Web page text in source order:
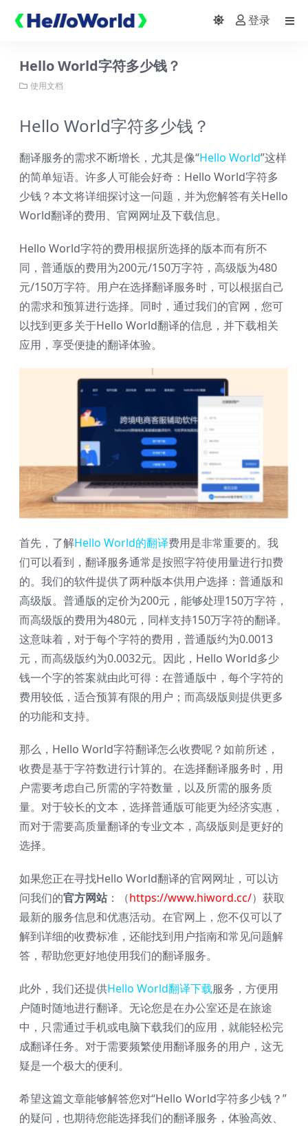
登录
Hello World字符多少钱？
使用文档
Hello World字符多少钱？
翻译服务的需求不断增长，尤其是像“Hello World”这样
的简单短语。许多人可能会好奇：Hello World字符多
少钱？本文将详细探讨这一问题，并为您解答有关Hello
World翻译的费用、官网网址及下载信息。
Hello World字符的费用根据所选择的版本而有所不
同，普通版的费用为200元/150万字符，高级版为480
元/150万字符。用户在选择翻译服务时，可以根据自己
的需求和预算进行选择。同时，通过我们的官网，您可
以找到更多关于Hello World翻译的信息，并下载相关
应用，享受便捷的翻译体验。
首先，了解Hello World的翻译费用是非常重要的。我
们可以看到，翻译服务通常是按照字符使用量进行扣费
的。我们的软件提供了两种版本供用户选择：普通版和
高级版。普通版的定价为200元，能够处理150万字符，
而高级版的费用为480元，同样支持150万字符的翻译。
这意味着，对于每个字符的费用，普通版约为0.0013
元，而高级版约为0.0032元。因此，Hello World多少
钱一个字的答案就由此可得：在普通版中，每个字符的
费用较低，适合预算有限的用户；而高级版则提供更多
的功能和支持。
那么，Hello World字符翻译怎么收费呢？如前所述，
收费是基于字符数进行计算的。在选择翻译服务时，用
户需要考虑自己所需的字符数量，以及所需的服务质
量。对于较长的文本，选择普通版可能更为经济实惠，
而对于需要高质量翻译的专业文本，高级版则是更好的
选择。
如果您正在寻找Hello World翻译的官网网址，可以访
问我们的官方网站：（https://www.hiword.cc/）获取
最新的服务信息和优惠活动。在官网上，您不仅可以了
解到详细的收费标准，还能找到用户指南和常见问题解
答，帮助您更好地使用我们的翻译服务。
此外，我们还提供Hello World翻译下载服务，方便用
户随时随地进行翻译。无论您是在办公室还是在旅途
中，只需通过手机或电脑下载我们的应用，就能轻松完
成翻译任务。对于需要频繁使用翻译服务的用户，这无
疑是一个极大的便利。
希望这篇文章能够解答您对“Hello World字符多少钱？”
的疑问，也期待您能选择我们的翻译服务，体验高效、